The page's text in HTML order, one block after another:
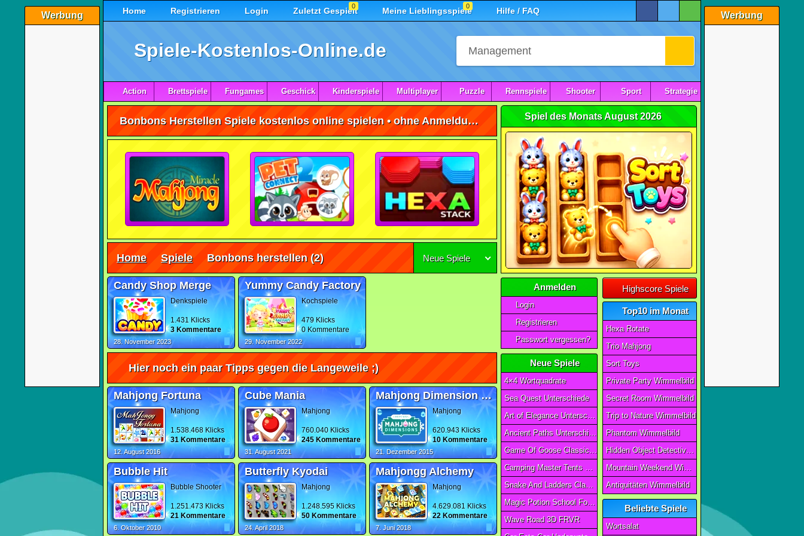
Werbung Werbung
Home Registrieren Login Zuletzt Gespielt
0 Meine Lieblingsspiele
0 Hilfe / FAQ
Spiele-Kostenlos-Online.de
Action Brettspiele Fungames Geschick Kinderspiele Multiplayer Puzzle Rennspiele Shooter Sport Strategie
Bonbons Herstellen Spiele kostenlos online spielen • ohne Anmeldung 🕹️
Home Spiele Bonbons herstellen (2) Neue Spiele
Candy Shop Merge
Denkspiele
1.431 Klicks
3 Kommentare
28. November 2023
Yummy Candy Factory
Kochspiele
479 Klicks
0 Kommentare
29. November 2022
Hier noch ein paar Tipps gegen die Langeweile ;)
Mahjong Fortuna
Mahjong
1.538.468 Klicks
31 Kommentare
12. August 2016
Cube Mania
Mahjong
760.040 Klicks
245 Kommentare
31. August 2021
Mahjong Dimension Christmas
Mahjong
620.943 Klicks
10 Kommentare
21. Dezember 2015
Bubble Hit
Bubble Shooter
1.251.473 Klicks
21 Kommentare
6. Oktober 2010
Butterfly Kyodai
Mahjong
1.248.595 Klicks
50 Kommentare
24. April 2018
Mahjongg Alchemy
Mahjong
4.629.081 Klicks
22 Kommentare
7. Juni 2018
Spiel des Monats August 2026
Anmelden
Login
Registrieren
Passwort vergessen?
Neue Spiele
4×4 Wortquadrate
Sea Quest Unterschiede
Art of Elegance Unterschiede
Ancient Paths Unterschiede
Game Of Goose Classic Edition
Camping Master Tents & Trees
Snake And Ladders Classic
Magic Potion School For Witch
Wave Road 3D FRVR
Highscore Spiele
Top10 im Monat
Hexa Rotate
Trio Mahjong
Sort Toys
Private Party Wimmelbild
Secret Room Wimmelbild
Trip to Nature Wimmelbild
Phantom Wimmelbild
Hidden Object Detective Story
Mountain Weekend Wimmelbild
Antiquitäten Wimmelbild
Beliebte Spiele
Wortsalat